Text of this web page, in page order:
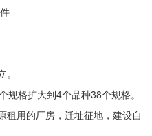
规格扩大到4个品种38个规格。
租用的厂房，迁址征地，建设自